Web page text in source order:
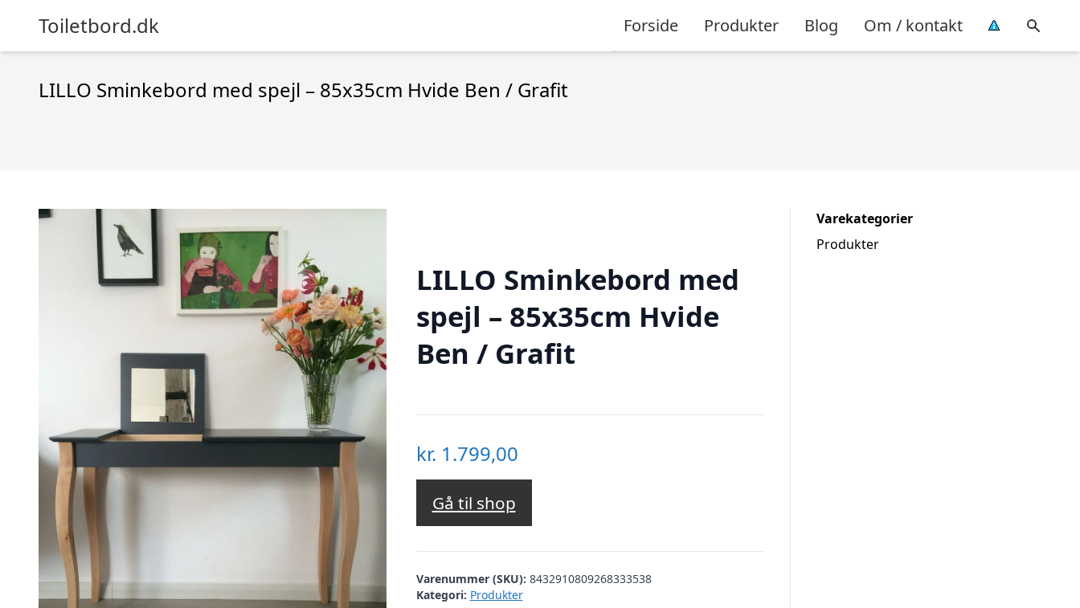
Toiletbord.dk Forside Produkter Blog Om / kontakt
LILLO Sminkebord med spejl – 85x35cm Hvide Ben / Grafit
LILLO Sminkebord med
spejl – 85x35cm Hvide
Ben / Grafit
kr. 1.799,00
Gå til shop
Varenummer (SKU): 8432910809268333538
Kategori: Produkter
Varekategorier
Produkter